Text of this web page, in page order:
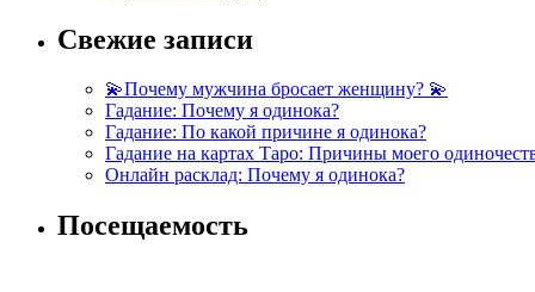
Свежие записи
💫Почему мужчина бросает женщину? 💫
Гадание: Почему я одинока?
Гадание: По какой причине я одинока?
Гадание на картах Таро: Причины моего
Онлайн расклад: Почему я одинока?
Посещаемость